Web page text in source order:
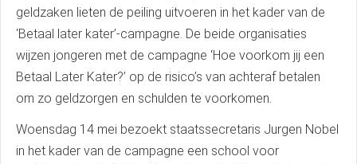
geldzaken lieten de peiling uitvoeren in het kader van de
‘Betaal later kater’-campagne. De beide organisaties
wijzen jongeren met de campagne ‘Hoe voorkom jij een
Betaal Later Kater?’ op de risico’s van achteraf betalen
om zo geldzorgen en schulden te voorkomen.
Woensdag 14 mei bezoekt staatssecretaris Jurgen Nobel
in het kader van de campagne een school voor